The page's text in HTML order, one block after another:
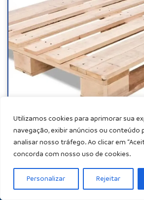
Utilizamos cookies para aprimorar sua
navegação, exibir anúncios ou conteúdo
analisar nosso tráfego. Ao clicar em
concorda com nosso uso de cookies.
Personalizar Rejeitar
Os paletes são estruturas utilizadas em
armazéns em todo o mundo. Afinal, protegem
ainda facilitam processos como distribuição e
orçamento de paletes de madeira, é
...
WHATSAPP Ligar